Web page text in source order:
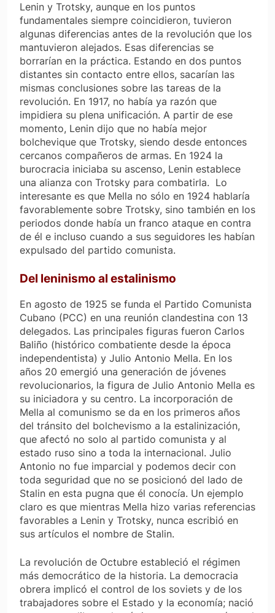
Lenin y Trotsky, aunque en los puntos
fundamentales siempre coincidieron, tuvieron
algunas diferencias antes de la revolución que los
mantuvieron alejados. Esas diferencias se
borrarían en la práctica. Estando en dos puntos
distantes sin contacto entre ellos, sacarían las
mismas conclusiones sobre las tareas de la
revolución. En 1917, no había ya razón que
impidiera su plena unificación. A partir de ese
momento, Lenin dijo que no había mejor
bolchevique que Trotsky, siendo desde entonces
cercanos compañeros de armas. En 1924 la
burocracia iniciaba su ascenso, Lenin establece
una alianza con Trotsky para combatirla. Lo
interesante es que Mella no sólo en 1924 hablaría
favorablemente sobre Trotsky, sino también en los
periodos donde había un franco ataque en contra
de él e incluso cuando a sus seguidores les habían
expulsado del partido comunista.
Del leninismo al estalinismo
En agosto de 1925 se funda el Partido Comunista
Cubano (PCC) en una reunión clandestina con 13
delegados. Las principales figuras fueron Carlos
Baliño (histórico combatiente desde la época
independentista) y Julio Antonio Mella. En los
años 20 emergió una generación de jóvenes
revolucionarios, la figura de Julio Antonio Mella es
su iniciadora y su centro. La incorporación de
Mella al comunismo se da en los primeros años
del tránsito del bolchevismo a la estalinización,
que afectó no solo al partido comunista y al
estado ruso sino a toda la internacional. Julio
Antonio no fue imparcial y podemos decir con
toda seguridad que no se posicionó del lado de
Stalin en esta pugna que él conocía. Un ejemplo
claro es que mientras Mella hizo varias referencias
favorables a Lenin y Trotsky, nunca escribió en
sus artículos el nombre de Stalin.
La revolución de Octubre estableció el régimen
más democrático de la historia. La democracia
obrera implicó el control de los soviets y de los
trabajadores sobre el Estado y la economía; nació